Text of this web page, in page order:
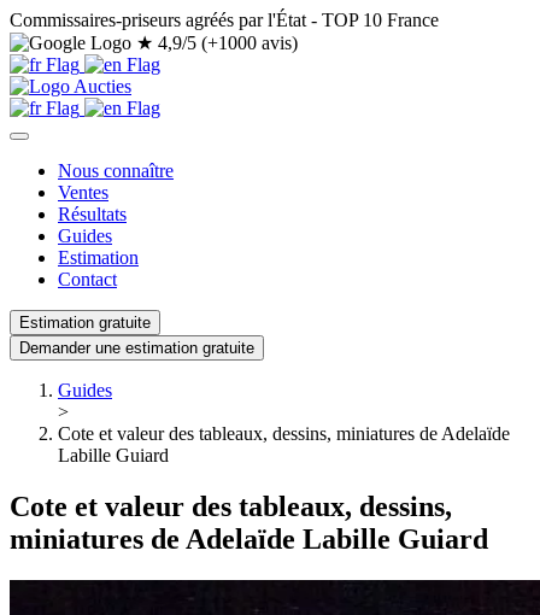
Commissaires-priseurs agréés par l'État - TOP 10 France
★ 4,9/5 (+1000 avis)
Nous connaître
Ventes
Résultats
Guides
Estimation
Contact
Estimation gratuite
Demander une estimation gratuite
Guides
>
Cote et valeur des tableaux, dessins, miniatures de Adelaïde
Labille Guiard
Cote et valeur des tableaux, dessins,
miniatures de Adelaïde Labille Guiard